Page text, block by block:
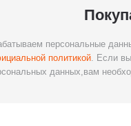
персональные
политикой. Если
данных,вам